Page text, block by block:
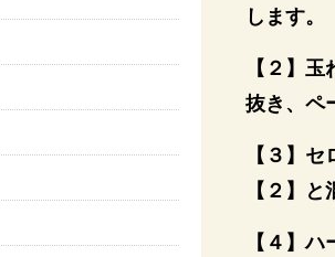
します。
【２】
抜き、ペ
【３】
【２】と
【４】